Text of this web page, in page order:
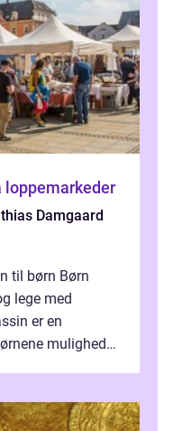
Damgaard
til børn Børn
lege med
er en
mulighed